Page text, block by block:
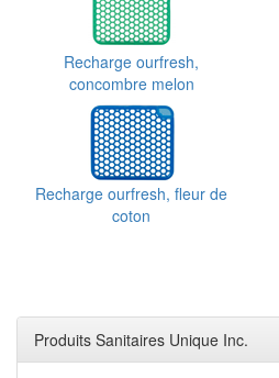
Recharge ourfresh,
concombre melon
Recharge ourfresh, fleur de
coton
Produits Sanitaires Unique Inc.